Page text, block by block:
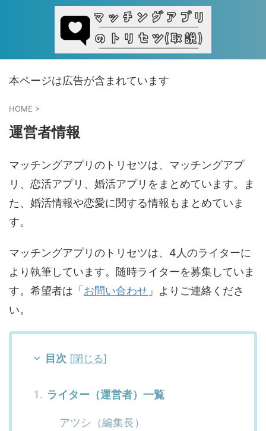
本ページは広告が含まれています
HOME >
運営者情報
マッチングアプリのトリセツは、マッチングアプ
リ、恋活アプリ、婚活アプリをまとめています。ま
た、婚活情報や恋愛に関する情報もまとめていま
す。
マッチングアプリのトリセツは、4人のライターに
より執筆しています。随時ライターを募集していま
す。希望者は「 お問い合わせ 」よりご連絡くださ
い。
目次 [閉じる]
ライター（運営者）一覧
アツシ（編集長）